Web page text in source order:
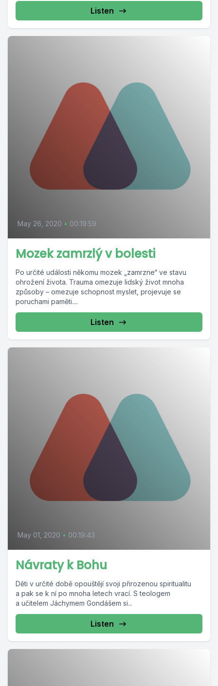
Listen
May 26, 2020 • 00:19:59
Mozek zamrzlý v bolesti
Po určité události někomu mozek „zamrzne“ ve stavu
ohrožení života. Trauma omezuje lidský život mnoha
způsoby – omezuje schopnost myslet, projevuje se
poruchami paměti....
Listen
May 01, 2020 • 00:19:43
Návraty k Bohu
Děti v určité době opouštějí svoji přirozenou spiritualitu
a pak se k ní po mnoha letech vrací. S teologem
a učitelem Jáchymem Gondášem si...
Listen